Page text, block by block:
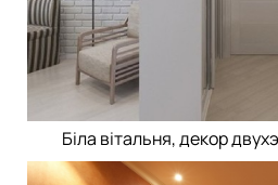
Біла вітальня, декор